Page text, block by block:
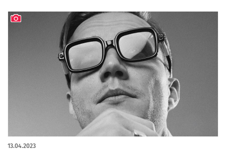
13.04.2023
artykuł z galerią zdjęć